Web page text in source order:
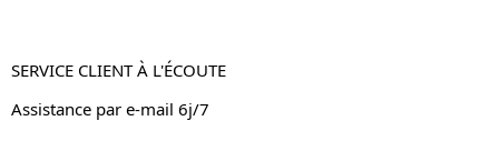
SERVICE CLIENT À L'ÉCOUTE
Assistance par e-mail 6j/7